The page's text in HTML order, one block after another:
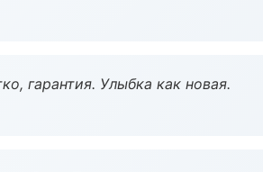
гарантия. Улыбка как новая.